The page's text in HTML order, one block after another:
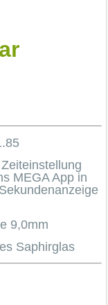
MEGA App in
9,0mm
Saphirglas